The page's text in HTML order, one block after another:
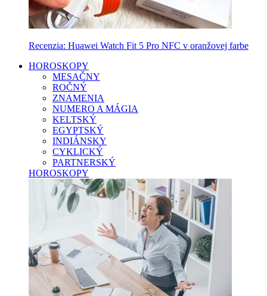
Recenzia: Huawei Watch Fit 5 Pro NFC v oranžovej farbe
HOROSKOPY
MESAČNY
ROČNÝ
ZNAMENIA
NUMERO A MÁGIA
KELTSKÝ
EGYPTSKÝ
INDIÁNSKY
CYKLICKÝ
PARTNERSKÝ
HOROSKOPY